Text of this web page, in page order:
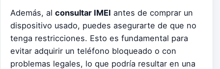
Además, al consultar IMEI antes de comprar un
dispositivo usado, puedes asegurarte de que no
tenga restricciones. Esto es fundamental para
evitar adquirir un teléfono bloqueado o con
problemas legales, lo que podría resultar en una